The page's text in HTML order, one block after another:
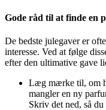
Gode råd til at finde en
De bedste julegaver er
interesse. Ved at følge
efter den ultimative gave
Læg mærke til, om
mangler en ny
Skriv det ned, så